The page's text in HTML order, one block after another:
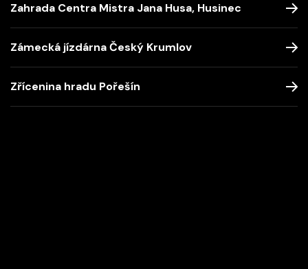
Zahrada Centra Mistra Jana Husa, Husinec
Zámecká jízdárna Český Krumlov
Zřícenina hradu Pořešín